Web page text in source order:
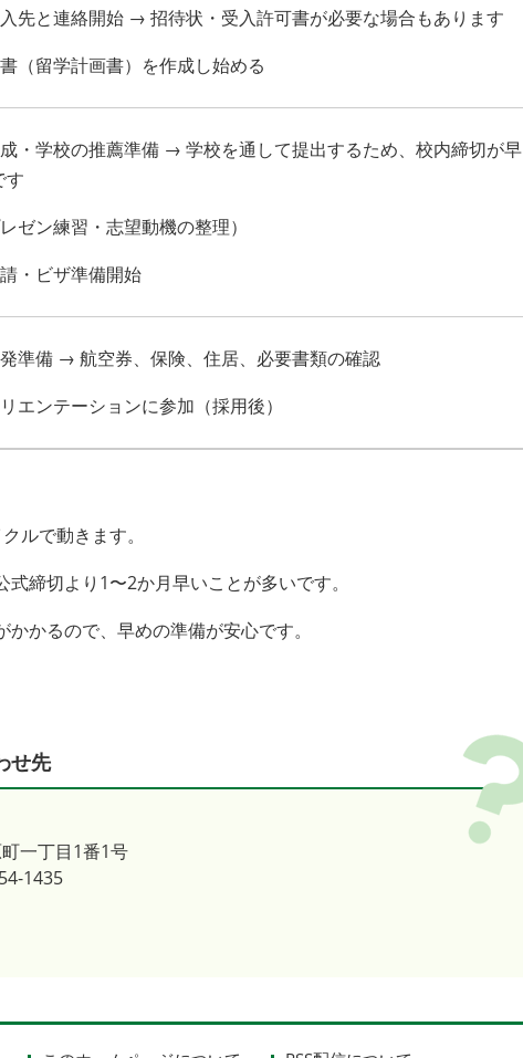
先と連絡開始 → 招待状・受入許可書が必要な場合もあります
（留学計画書）を作成し始める
・学校の推薦準備 → 学校を通して提出するため、校内締切が早
す
ゼン練習・志望動機の整理）
・ビザ準備開始
準備 → 航空券、保険、住居、必要書類の確認
エンテーションに参加（採用後）
ルで動きます。
締切より1〜2か月早いことが多いです。
かるので、早めの準備が安心です。
せ先
一丁目1番1号
1435